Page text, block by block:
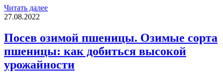
Читать далее
27.08.2022
Посев озимой пшеницы. Озимые сорта
пшеницы: как добиться высокой
урожайности